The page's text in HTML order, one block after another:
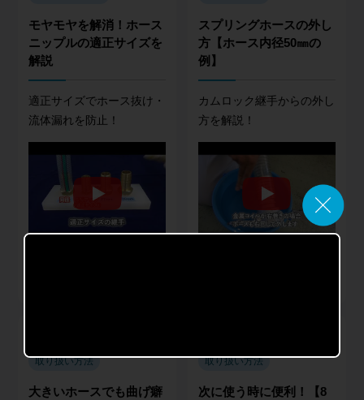
モヤモヤを解消！ホース
ニップルの適正サイズを
解説
適正サイズでホース抜け・
流体漏れを防止！
スプリングホースの外し
方【ホース内径50㎜の
例】
カムロック継手からの外し
方を解説！
取り扱い方法
大きいホースでも曲げ癖
取り扱い方法
次に使う時に便利！【8